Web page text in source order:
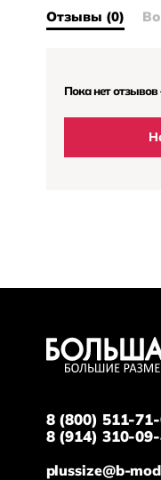
Отзывы (0)
Пока нет
8 (800) 511-
8 (914) 310-
plussize@b-